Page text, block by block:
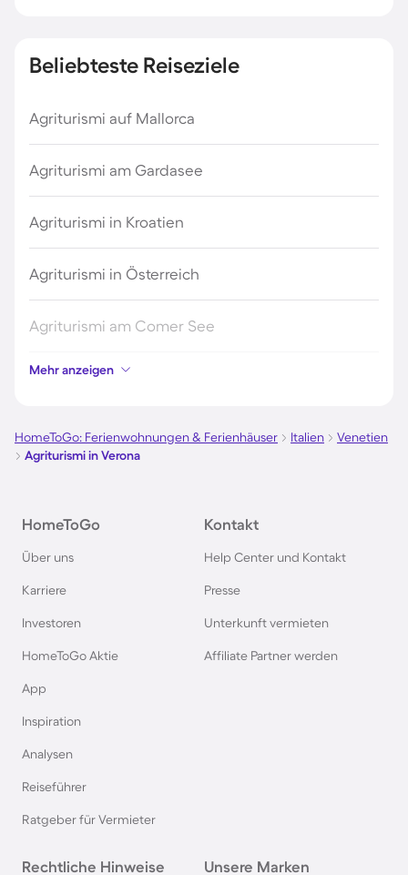
Beliebteste Reiseziele
Agriturismi auf Mallorca
Agriturismi am Gardasee
Agriturismi in Kroatien
Agriturismi in Österreich
Agriturismi am Comer See
Agriturismi in Italien
Agriturismi auf Sardinien
Agriturismi in der Toskana
Agriturismi in Spanien
Agriturismi in Garda
Agriturismi in Südfrankreich
Mehr anzeigen
HomeToGo: Ferienwohnungen & Ferienhäuser Italien
Venetien
Agriturismi in Verona
HomeToGo
Über uns
Karriere
Investoren
HomeToGo Aktie
App
Inspiration
Analysen
Reiseführer
Ratgeber für Vermieter
Kontakt
Help Center und Kontakt
Presse
Unterkunft vermieten
Affiliate Partner werden
Rechtliche Hinweise Unsere Marken